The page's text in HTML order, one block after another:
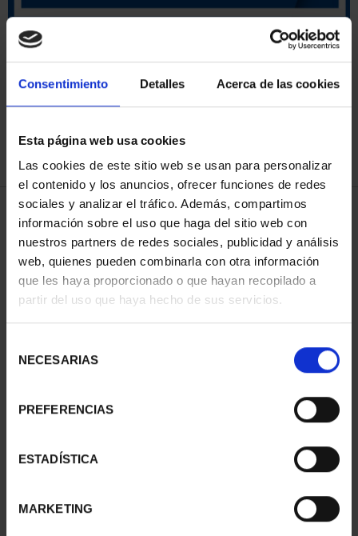
Consentimiento Detalles Acerca de las cookies
Esta página web usa cookies
Las cookies de este sitio web se usan para personalizar
el contenido y los anuncios, ofrecer funciones de redes
sociales y analizar el tráfico. Además, compartimos
información sobre el uso que haga del sitio web con
nuestros partners de redes sociales, publicidad y análisis
web, quienes pueden combinarla con otra información
que les haya proporcionado o que hayan recopilado a
partir del uso que haya hecho de sus servicios.
NECESARIAS
PREFERENCIAS
ESTADÍSTICA
MARKETING
REFINAR
3 Productos encontrados
153,00 €
275 ANIVERSARIO DE
COMETA